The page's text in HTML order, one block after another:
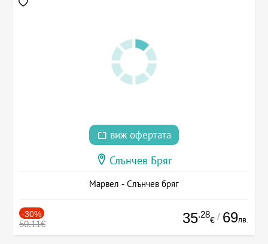
виж офертата
Слънчев Бряг
Марвел - Слънчев бряг
-30%
50.11€ 35.28
€ / 69лв.